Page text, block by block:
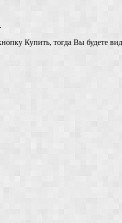
Купить, тогда Вы будете